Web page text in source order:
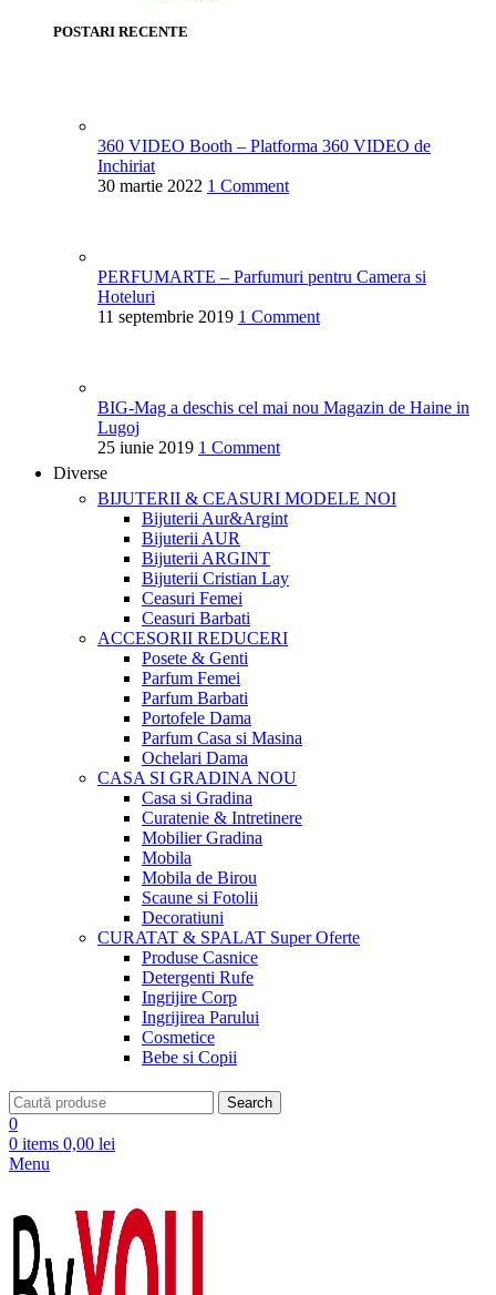
POSTARI RECENTE
360 VIDEO Booth – Platforma 360 VIDEO de
Inchiriat
30 martie 2022 1 Comment
PERFUMARTE – Parfumuri pentru Camera si
Hoteluri
11 septembrie 2019 1 Comment
BIG-Mag a deschis cel mai nou Magazin de Haine in
Lugoj
25 iunie 2019 1 Comment
Diverse
BIJUTERII & CEASURI MODELE NOI
Bijuterii Aur&Argint
Bijuterii AUR
Bijuterii ARGINT
Bijuterii Cristian Lay
Ceasuri Femei
Ceasuri Barbati
ACCESORII REDUCERI
Posete & Genti
Parfum Femei
Parfum Barbati
Portofele Dama
Parfum Casa si Masina
Ochelari Dama
CASA SI GRADINANOU
Casa si Gradina
Curatenie & Intretinere
Mobilier Gradina
Mobila
Mobila de Birou
Scaune si Fotolii
Decoratiuni
CURATAT & SPALAT Super Oferte
Produse Casnice
Detergenti Rufe
Ingrijire Corp
Ingrijirea Parului
Cosmetice
Bebe si Copii
Search
0
0 items 0,00 lei
Menu